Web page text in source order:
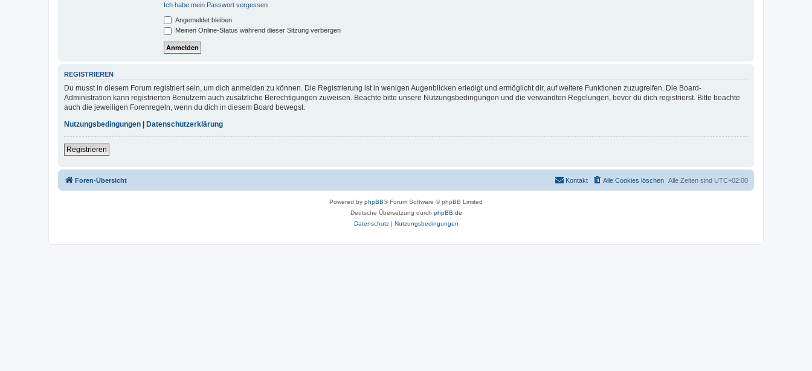
Ich habe mein Passwort vergessen
Angemeldet bleiben
Meinen Online-Status während dieser Sitzung verbergen
REGISTRIEREN
Du musst in diesem Forum registriert sein, um dich anmelden zu können. Die Registrierung ist in wenigen Augenblicken erledigt und ermöglicht dir, auf weitere Funktionen zuzugreifen. Die Board-
Administration kann registrierten Benutzern auch zusätzliche Berechtigungen zuweisen. Beachte bitte unsere Nutzungsbedingungen und die verwandten Regelungen, bevor du dich registrierst. Bitte beachte
auch die jeweiligen Forenregeln, wenn du dich in diesem Board bewegst.
Nutzungsbedingungen
Datenschutzerklärung
Registrieren
Foren-Übersicht Alle Zeiten sind UTC+02:00
Alle Cookies löschen
Kontakt
Powered by phpBB® Forum Software © phpBB Limited
Deutsche Übersetzung durch phpBB.de
Datenschutz| Nutzungsbedingungen